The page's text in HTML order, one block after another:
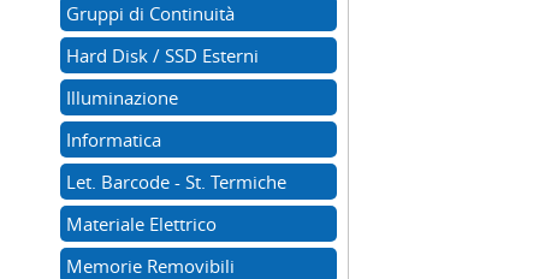
Gruppi di Continuità
Hard Disk / SSD Esterni
Illuminazione
Informatica
Let. Barcode - St. Termiche
Materiale Elettrico
Memorie Removibili